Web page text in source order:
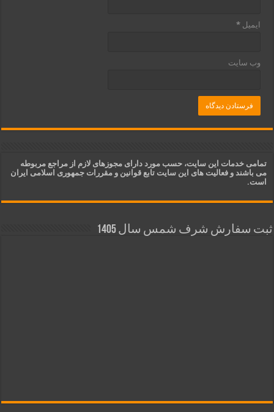
ایمیل*
وب‌ سایت
تمامی خدمات این سایت، حسب مورد دارای مجوزهای لازم از مراجع مربوطه
می باشند و فعالیت های این سایت تابع قوانین و مقررات جمهوری اسلامی ایران
است.
ثبت سفارش شرف شمس سال 1405